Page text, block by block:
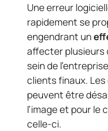
Une erreur
rapidement se
engendrant un
affecter plusieurs
sein de
clients finaux.
peuvent être
l’image et pour le
celle-ci.